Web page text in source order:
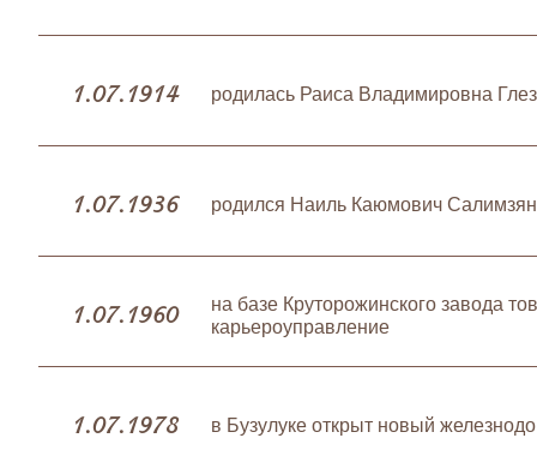
1.07.1914 родилась Раиса Владимировна
1.07.1936 родился Наиль Каюмович
1.07.1960
на базе Круторожинского завода
карьероуправление
1.07.1978 в Бузулуке открыт новый